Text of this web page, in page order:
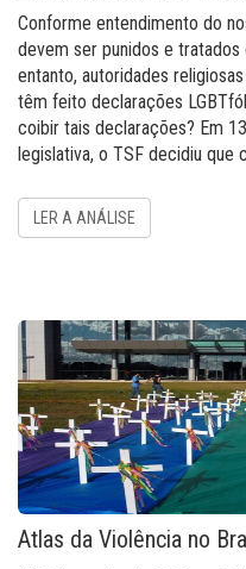
Conforme entendimento do
devem ser punidos e
entanto, autoridades
têm feito declarações
coibir tais declarações? Em
legislativa, o TSF decidiu que
LER A ANÁLISE
Atlas da Violência no